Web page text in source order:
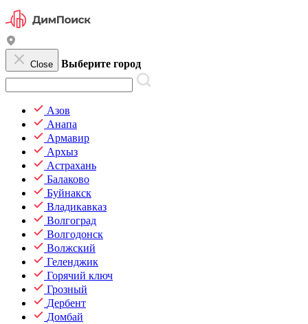
Close Выберите город
Азов
Анапа
Армавир
Архыз
Астрахань
Балаково
Буйнакск
Владикавказ
Волгоград
Волгодонск
Волжский
Геленджик
Горячий ключ
Грозный
Дербент
Домбай